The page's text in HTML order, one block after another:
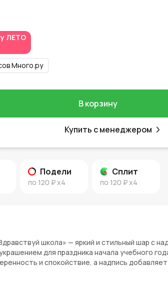
ЛЕТО
Много.ру
В корзину
Купить с менеджером
Подели
по 120 ₽x4
Сплит
по 120 ₽x4
школа» — яркий и стильный шар с
для праздника начала учебного
и спокойствие, а надпись